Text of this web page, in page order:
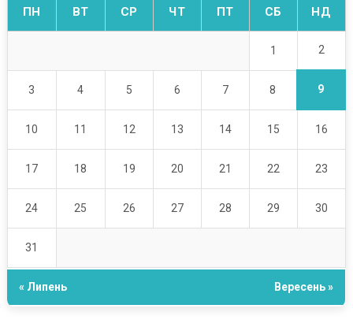
ПН ВТ СР ЧТ ПТ СБ НД
1 2
3 4 5 6 7 8 9
10 11 12 13 14 15 16
17 18 19 20 21 22 23
24 25 26 27 28 29 30
31
« Липень Вересень »